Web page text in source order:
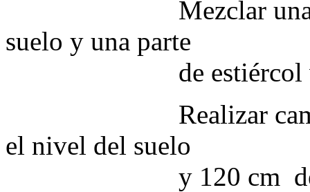
Mezclar una parte
suelo y una parte
de estiércol
Realizar camas de
el nivel del suelo
y 120 cm de